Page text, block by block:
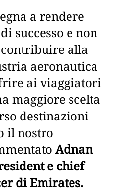
a rendere
successo e non
alla
aeronautica
ai viaggiatori
maggiore scelta
destinazioni
il nostro
Adnan
e chief
di Emirates.